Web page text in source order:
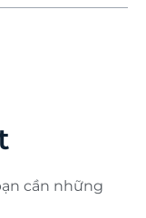
cần những